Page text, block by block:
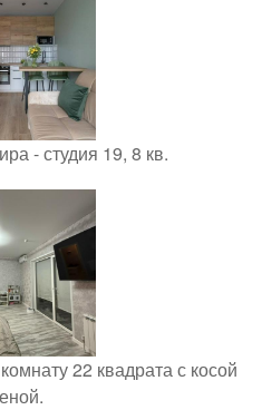
- студия 19, 8 кв.
22 квадрата с косой